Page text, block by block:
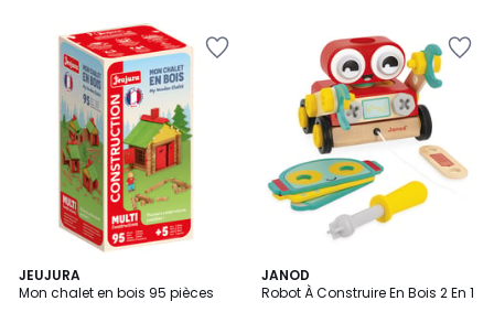
JEUJURA
Mon chalet en bois 95 pièces
JANOD
Robot À Construire En Bois 2 En 1